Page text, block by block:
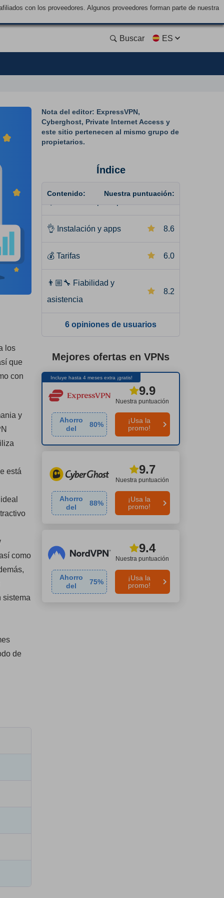
con los proveedores. Algunos proveedores forman parte de nuestra
Buscar ES
los
que
con
y
está
como
sistema
de
Nota del editor: ExpressVPN,
Cyberghost, Private Internet Access y
este sitio pertenecen al mismo grupo de
propietarios.
Índice
Contenido: Nuestra puntuación:
👌 Instalación y apps 8.6
💰 Tarifas 6.0
👨🏼‍🔧 Fiabilidad y
asistencia
8.2
6 opiniones de usuarios
Mejores ofertas en VPNs
Incluye hasta 4 meses extra ¡gratis!
Nuestra puntuación
9.9
Ahorro
del
80%
¡Usa la
promo!
Nuestra puntuación
9.7
Ahorro
del
88%
¡Usa la
promo!
Nuestra puntuación
9.4
Ahorro
del
75%
¡Usa la
promo!